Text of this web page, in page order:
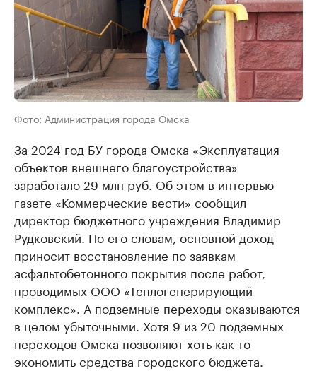
Фото: Администрация города Омска
За 2024 год БУ города Омска «Эксплуатация
объектов внешнего благоустройства»
заработало 29 млн руб. Об этом в интервью
газете «Коммерческие вести» сообщил
директор бюджетного учреждения Владимир
Рудковский. По его словам, основной доход
приносит восстановление по заявкам
асфальтобетонного покрытия после работ,
проводимых ООО «Теплогенерирующий
комплекс». А подземные переходы оказываются
в целом убыточными. Хотя 9 из 20 подземных
переходов Омска позволяют хоть как-то
экономить средства городского бюджета.